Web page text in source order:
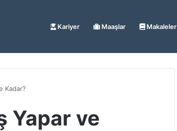
Kariyer Maaşlar Makaleler
Kadar?
Yapar ve